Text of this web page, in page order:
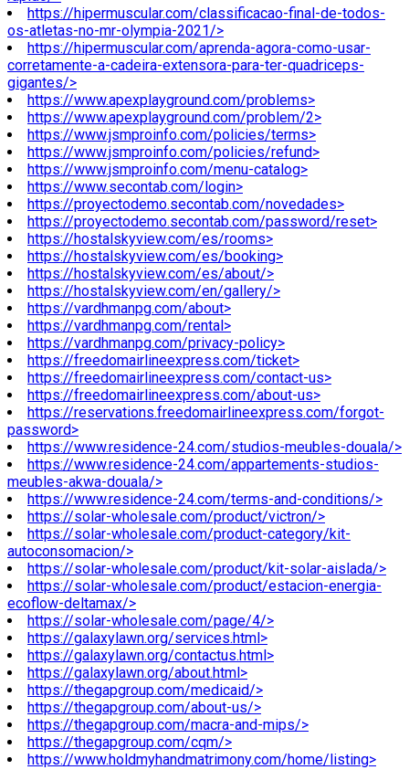
https://hipermuscular.com/classificacao-final-de-todos-
os-atletas-no-mr-olympia-2021/>
https://hipermuscular.com/aprenda-agora-como-usar-
corretamente-a-cadeira-extensora-para-ter-quadriceps-
gigantes/>
https://www.apexplayground.com/problems>
https://www.apexplayground.com/problem/2>
https://www.jsmproinfo.com/policies/terms>
https://www.jsmproinfo.com/policies/refund>
https://www.jsmproinfo.com/menu-catalog>
https://www.secontab.com/login>
https://proyectodemo.secontab.com/novedades>
https://proyectodemo.secontab.com/password/reset>
https://hostalskyview.com/es/rooms>
https://hostalskyview.com/es/booking>
https://hostalskyview.com/es/about/>
https://hostalskyview.com/en/gallery/>
https://vardhmanpg.com/about>
https://vardhmanpg.com/rental>
https://vardhmanpg.com/privacy-policy>
https://freedomairlineexpress.com/ticket>
https://freedomairlineexpress.com/contact-us>
https://freedomairlineexpress.com/about-us>
https://reservations.freedomairlineexpress.com/forgot-
password>
https://www.residence-24.com/studios-meubles-douala/>
https://www.residence-24.com/appartements-studios-
meubles-akwa-douala/>
https://www.residence-24.com/terms-and-conditions/>
https://solar-wholesale.com/product/victron/>
https://solar-wholesale.com/product-category/kit-
autoconsomacion/>
https://solar-wholesale.com/product/kit-solar-aislada/>
https://solar-wholesale.com/product/estacion-energia-
ecoflow-deltamax/>
https://solar-wholesale.com/page/4/>
https://galaxylawn.org/services.html>
https://galaxylawn.org/contactus.html>
https://galaxylawn.org/about.html>
https://thegapgroup.com/medicaid/>
https://thegapgroup.com/about-us/>
https://thegapgroup.com/macra-and-mips/>
https://thegapgroup.com/cqm/>
https://www.holdmyhandmatrimony.com/home/listing>